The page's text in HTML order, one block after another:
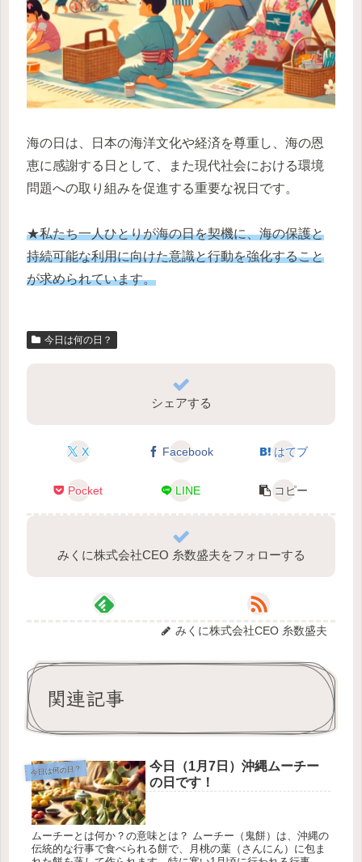
海の日は、日本の海洋文化や経済を尊重し、海の恩
恵に感謝する日として、また現代社会における環境
問題への取り組みを促進する重要な祝日です。
★私たち一人ひとりが海の日を契機に、海の保護と
持続可能な利用に向けた意識と行動を強化すること
が求められています。
今日は何の日？
シェアする
X Facebook はてブ
Pocket LINE コピー
みくに株式会社CEO 糸数盛夫をフォローする
みくに株式会社CEO 糸数盛夫
関連記事
今日は何の日？
今日（1月7日）沖縄ムーチー
の日です！
ムーチーとは何か？の意味とは？ ムーチー（鬼餅）は、沖縄の
伝統的な行事で食べられる餅で、月桃の葉（さんにん）に包ま